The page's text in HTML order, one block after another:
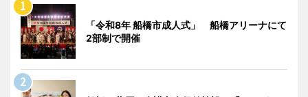
「令和8年 船橋市成人式」 船橋アリーナにて
2部制で開催